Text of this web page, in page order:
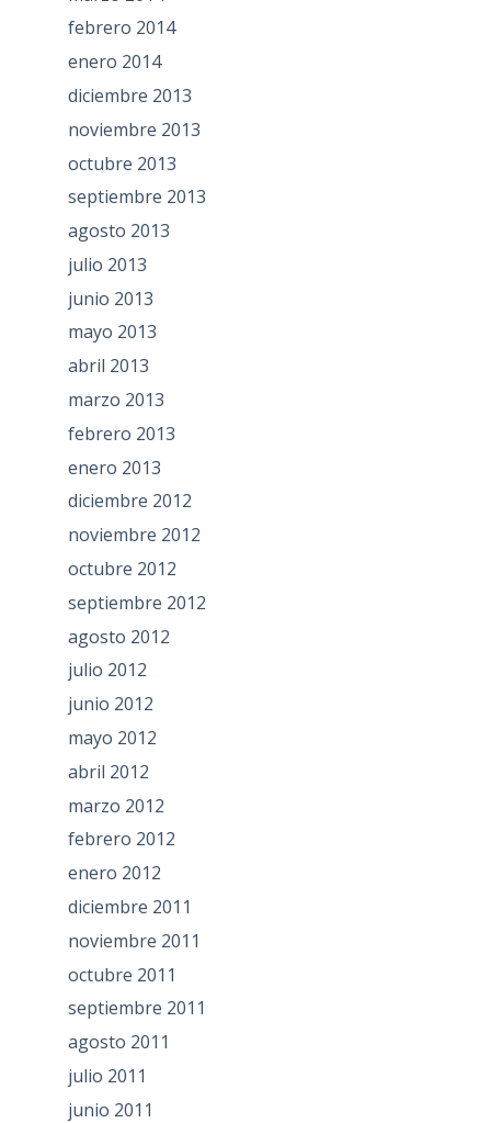
febrero 2014
enero 2014
diciembre 2013
noviembre 2013
octubre 2013
septiembre 2013
agosto 2013
julio 2013
junio 2013
mayo 2013
abril 2013
marzo 2013
febrero 2013
enero 2013
diciembre 2012
noviembre 2012
octubre 2012
septiembre 2012
agosto 2012
julio 2012
junio 2012
mayo 2012
abril 2012
marzo 2012
febrero 2012
enero 2012
diciembre 2011
noviembre 2011
octubre 2011
septiembre 2011
agosto 2011
julio 2011
junio 2011